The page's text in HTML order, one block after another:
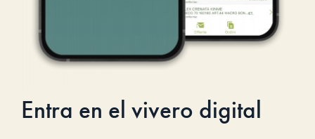
Entra en el vivero digital